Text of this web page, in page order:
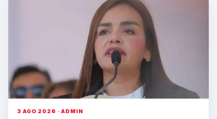
3 AGO 2026 · ADMIN